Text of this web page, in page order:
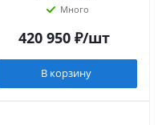
Много
420 950₽/шт
В корзину